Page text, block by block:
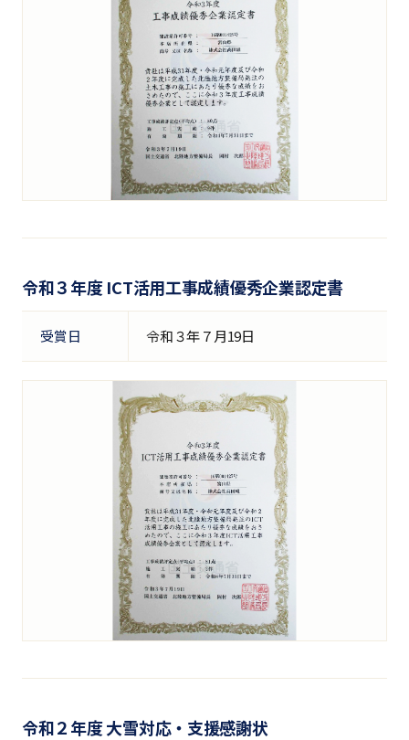
令和３年度 ICT活用工事成績優秀企業認定書
受賞日 令和３年７月19日
令和２年度 大雪対応・支援感謝状